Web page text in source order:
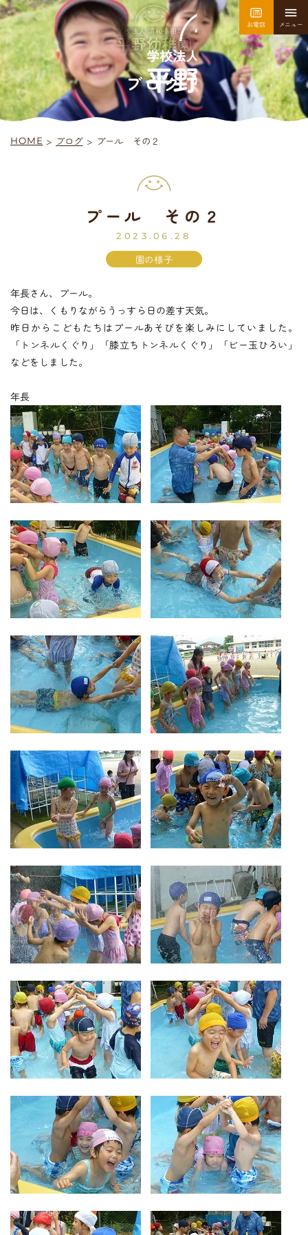
園について 園での生活
野 幼 稚 園
入園案内
つくしの会
保 育後の課外活動
課外授業
お知らせ ブログ
フォトギャラリー よくあるご質問
プライバシーポリシー
お気軽にご相談ください
メールでお問合せ
24時間年中いつでもお気軽に
072-793-5381
月~金 10:00-18:00
お電話 メニュー
ブログ
HOME > ブログ > プール その２
プール その２
2023.06.28
園の様子
年長さん、プール。
今日は、くもりながらうっすら日の差す天気。
昨日からこどもたちはプールあそびを楽しみにしていました。
「トンネルくぐり」「膝立ちトンネルくぐり」「ビー玉ひろい」
などをしました。
年長